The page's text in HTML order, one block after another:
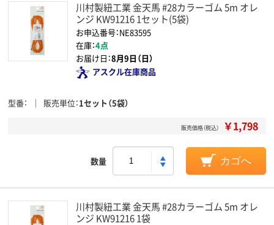
川村製紐工業 金天馬 #28カラーゴム 5m オレ
ンジ KW91216 1セット(5袋)
お申込番号：NE83595
在庫：4点
お届け日：8月9日（日）
アスクル在庫商品
型番 販売単位 1セット（5袋）
販売価格（税込） ￥1,798
数量 カゴへ
川村製紐工業 金天馬 #28カラーゴム 5m オレ
ンジ KW91216 1袋